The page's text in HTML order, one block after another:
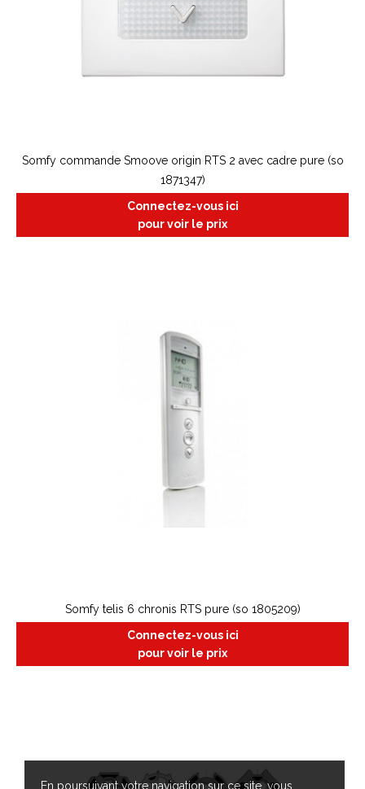
En poursuivant votre navigation sur ce site, vous
Somfy commande Smoove origin RTS 2 avec cadre pure (so
1871347)
Connectez-vous ici
pour voir le prix
Somfy telis 6 chronis RTS pure (so 1805209)
Connectez-vous ici
pour voir le prix